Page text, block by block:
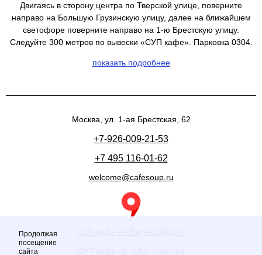
Двигаясь в сторону центра по Тверской улице, поверните
направо на Большую Грузинскую улицу, далее на ближайшем
светофоре поверните направо на 1-ю Брестскую улицу.
Следуйте 300 метров по вывески «СУП кафе». Парковка 0304.
показать подробнее
+7-926-009-21-53
+7 495 116-01-62
welcome@cafesoup.ru
Москва, ул. 1-ая Брестская, 62
Продолжая
посещение
сайта